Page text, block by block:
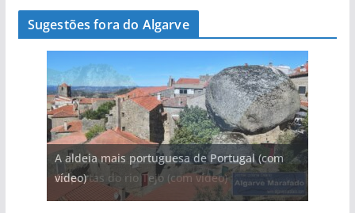
Sugestões fora do Algarve
A aldeia mais portuguesa de Portugal (com
vídeo)
As portas do rio Tejo (com vídeo)
A piscina natural com cascata